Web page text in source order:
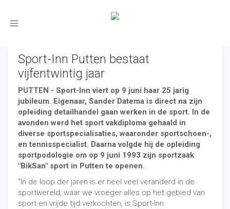
Toggle
Sport-Inn Putten bestaat
vijfentwintig jaar
PUTTEN - Sport-Inn viert op 9 juni haar 25 jarig
jubileum. Eigenaar, Sander Datema is direct na zijn
opleiding detailhandel gaan werken in de sport. In de
avonden werd het sport vakdiploma gehaald in
diverse sportspecialisaties, waaronder sportschoen-,
en tennisspecialist. Daarna volgde hij de opleiding
sportpodologie om op 9 juni 1993 zijn sportzaak
"BikSan" sport in Putten te openen.
"In de loop der jaren is er heel veel veranderd in de
sportwereld, waar we vroeger alles op het gebied van
sport en vrijde tijd verkochten, is Sport-Inn